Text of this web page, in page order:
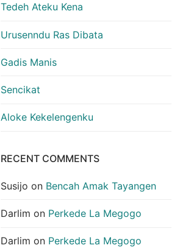
Tedeh Ateku Kena
Urusenndu Ras Dibata
Gadis Manis
Sencikat
Aloke Kekelengenku
RECENT COMMENTS
Susijo on Bencah Amak Tayangen
Darlim on Perkede La Megogo
Darlim on Perkede La Megogo